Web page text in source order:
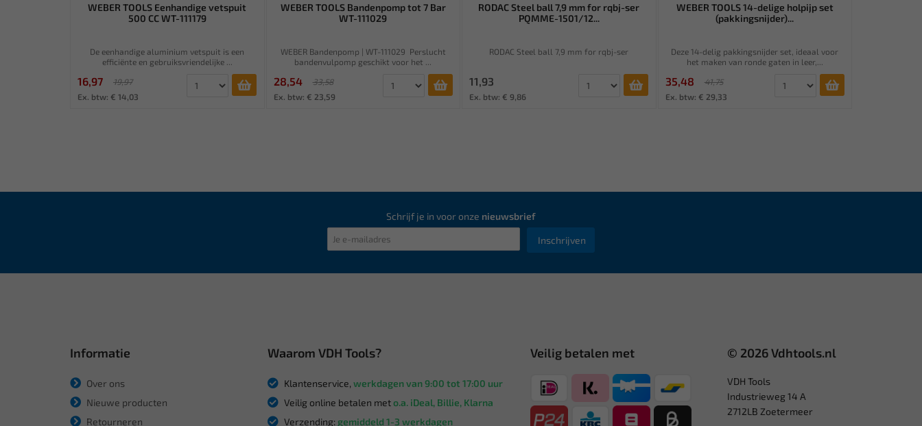
WEBER TOOLS Eenhandige vetspuit
500 CC WT-111179
De eenhandige aluminium vetspuit is een
efficiënte en gebruiksvriendelijke ...
16,97
19,97
Ex. btw: € 14,03
WEBER TOOLS Bandenpomp tot 7 Bar
WT-111029
WEBER Bandenpomp | WT-111029 Perslucht
bandenvulpomp geschikt voor het ...
28,54
33,58
Ex. btw: € 23,59
RODAC Steel ball 7,9 mm for rqbj-ser
PQMME-1501/12...
RODAC Steel ball 7,9 mm for rqbj-ser
11,93
Ex. btw: € 9,86
WEBER TOOLS 14-delige holpijp set
(pakkingsnijder)...
Deze 14-delig pakkingsnijder set, ideaal voor
het maken van ronde gaten in leer,...
35,48
41,75
Ex. btw: € 29,33
Schrijf je in voor onze nieuwsbrief
Inschrijven
Informatie
Over ons
Nieuwe producten
Retourneren
Waarom VDH Tools?
Klantenservice, werkdagen van 9:00 tot 17:00 uur
Veilig online betalen meto.a. iDeal, Billie, Klarna
Verzending: gemiddeld 1-3 werkdagen
Veilig betalen met © 2026 Vdhtools.nl
VDH Tools
Industrieweg 14 A
2712LB Zoetermeer